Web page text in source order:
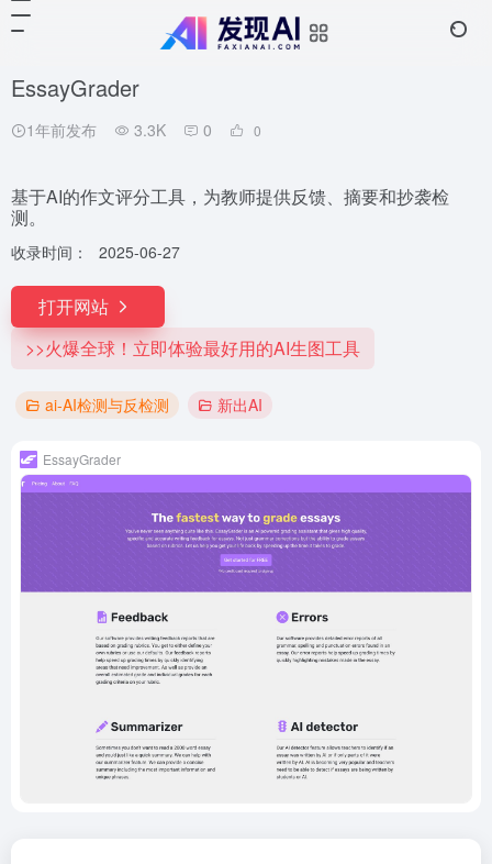
EssayGrader
1年前发布 3.3K 0 0
基于AI的作文评分工具，为教师提供反馈、摘要和抄袭检
测。
收录时间： 2025-06-27
打开网站
>>火爆全球！立即体验最好用的AI生图工具
ai-AI检测与反检测 新出AI
EssayGrader